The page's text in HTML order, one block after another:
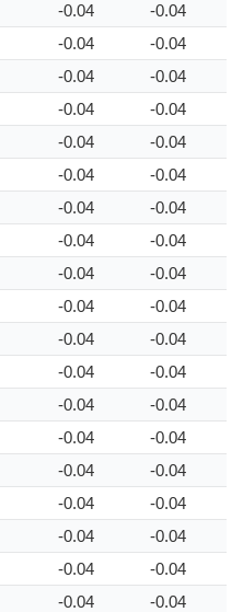
-0.04
-0.04
-0.04
-0.04
-0.04
-0.04
-0.04
-0.04
-0.04
-0.04
-0.04
-0.04
-0.04
-0.04
-0.04
-0.04
-0.04
-0.04
-0.04
-0.04
-0.04
-0.04
-0.04
-0.04
-0.04
-0.04
-0.04
-0.04
-0.04
-0.04
-0.04
-0.04
-0.04
-0.04
-0.04
-0.04
-0.04
-0.04